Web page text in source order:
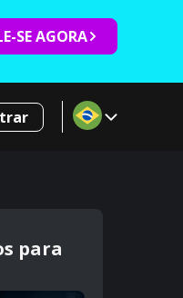
SE AGORA
para